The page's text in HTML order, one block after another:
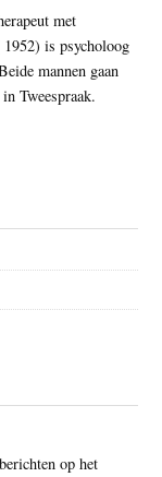
met
is psycholoog
mannen gaan
Tweespraak.
op het